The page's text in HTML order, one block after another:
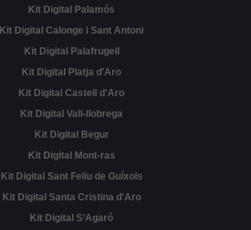
Kit Digital Palamós
Kit Digital Calonge i Sant Antoni
Kit Digital Palafrugell
Kit Digital Platja d'Aro
Kit Digital Castell d'Aro
Kit Digital Vall-llobrega
Kit Digital Begur
Kit Digital Mont-ras
Kit Digital Sant Feliu de Guíxols
Kit Digital Santa Cristina d'Aro
Kit Digital S’Agaró